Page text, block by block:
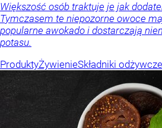
Większość osób traktuje je jak
Tymczasem te niepozorne owoce
popularne awokado i dostarczają
potasu.
ProduktyŻywienieSkładniki odżywcze